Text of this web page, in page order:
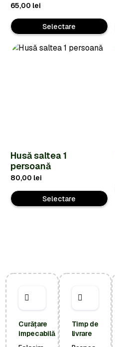
65,00 lei
Selectare
Husă saltea 1
persoană
80,00 lei
Selectare
Curățare
impecabilă
Timp de
livrare